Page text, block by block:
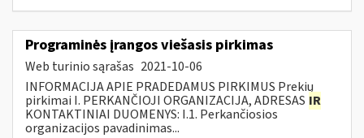
Programinės įrangos viešasis pirkimas
Web turinio sąrašas 2021-10-06
INFORMACIJA APIE PRADEDAMUS PIRKIMUS Prekių
pirkimai I. PERKANČIOJI ORGANIZACIJA, ADRESAS IR
KONTAKTINIAI DUOMENYS: I.1. Perkančiosios
organizacijos pavadinimas...